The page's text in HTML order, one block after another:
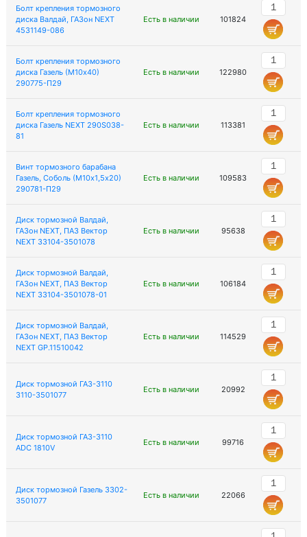
Болт крепления тормозного
диска Валдай, ГАЗон NEXT
4531149-086
Есть в наличии 101824
Болт крепления тормозного
диска Газель (М10х40)
290775-П29
Есть в наличии 122980
Болт крепления тормозного
диска Газель NEXT 290S038-
81
Есть в наличии 113381
Винт тормозного барабана
Газель, Соболь (М10х1,5х20)
290781-П29
Есть в наличии 109583
Диск тормозной Валдай,
ГАЗон NEXT, ПАЗ Вектор
NEXT 33104-3501078
Есть в наличии 95638
Диск тормозной Валдай,
ГАЗон NEXT, ПАЗ Вектор
NEXT 33104-3501078-01
Есть в наличии 106184
Диск тормозной Валдай,
ГАЗон NEXT, ПАЗ Вектор
NEXT GP.11510042
Есть в наличии 114529
Диск тормозной ГАЗ-3110
3110-3501077
Есть в наличии 20992
Диск тормозной ГАЗ-3110
ADC 1810V
Есть в наличии 99716
Диск тормозной Газель 3302-
3501077
Есть в наличии 22066